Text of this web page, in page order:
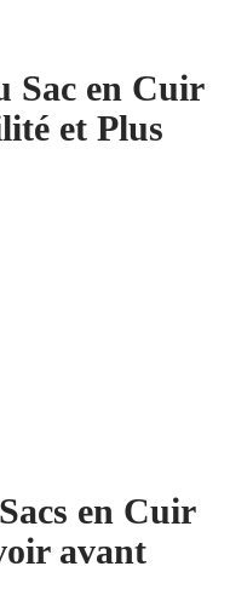
Sac en Cuir
et Plus
en Cuir
avant